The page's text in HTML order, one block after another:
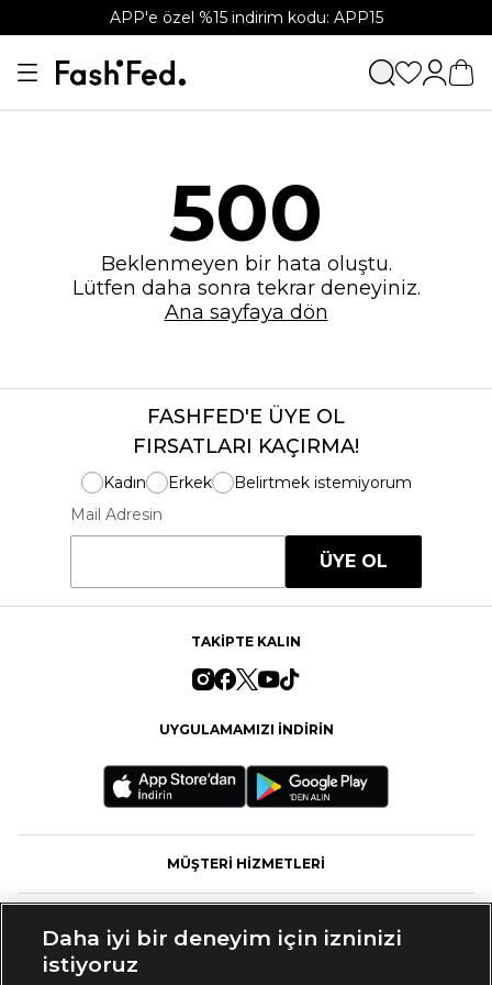
APP'e özel %15 indirim kodu: APP15
500
Beklenmeyen bir hata oluştu.
Lütfen daha sonra tekrar deneyiniz.
Ana sayfaya dön
FASHFED'E ÜYE OL
FIRSATLARI KAÇIRMA!
Kadın Erkek
Belirtmek istemiyorum
Mail Adresin
ÜYE OL
TAKİPTE KALIN
UYGULAMAMIZI İNDİRİN
MÜŞTERİ HİZMETLERİ
Daha iyi bir deneyim için izninizi
istiyoruz